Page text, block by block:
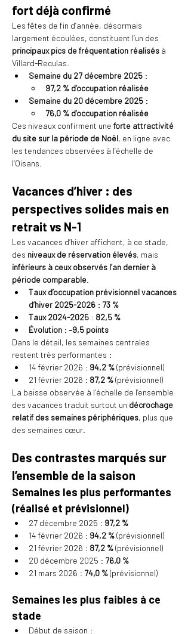
fort déjà confirmé
Les fêtes de fin d’année, désormais
largement écoulées, constituent l’un des
principaux pics de fréquentation réalisés à
Villard-Reculas.
Semaine du 27 décembre 2025 :
97,2 % d’occupation réalisée
Semaine du 20 décembre 2025 :
76,0 % d’occupation réalisée
Ces niveaux confirment une forte attractivité
du site sur la période de Noël, en ligne avec
les tendances observées à l’échelle de
l’Oisans.
Vacances d’hiver : des
perspectives solides mais en
retrait vs N-1
Les vacances d’hiver affichent, à ce stade,
des niveaux de réservation élevés, mais
inférieurs à ceux observés l’an dernier à
période comparable
Taux d’occupation prévisionnel vacances
d’hiver 2025-2026 : 73 %
Taux 2024-2025 : 82,5 %
Évolution : –9,5 points
Dans le détail, les semaines centrales
restent très performantes :
14 février 2026 : 94,2 % (prévisionnel)
21 février 2026 : 87,2 % (prévisionnel)
La baisse observée à l’échelle de l’ensemble
des vacances traduit surtout un décrochage
relatif des semaines périphériques, plus que
des semaines cœur.
Des contrastes marqués sur
l’ensemble de la saison
Semaines les plus performantes
(réalisé et prévisionnel)
27 décembre 2025 : 97,2 %
14 février 2026 : 94,2 % (prévisionnel)
21 février 2026 : 87,2 % (prévisionnel)
20 décembre 2025 : 76,0 %
21 mars 2026 : 74,0 % (prévisionnel)
Semaines les plus faibles à ce
stade
Début de saison :